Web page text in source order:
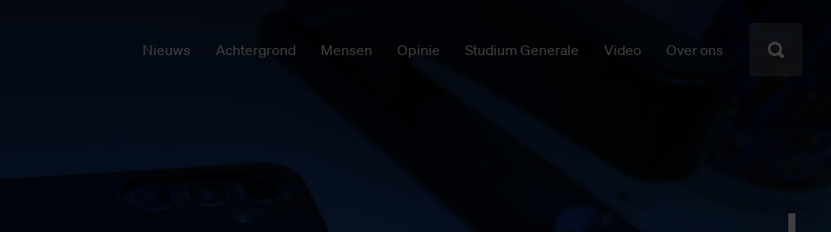
Nieuws Achtergrond Mensen Opinie Studium Generale Video Over ons